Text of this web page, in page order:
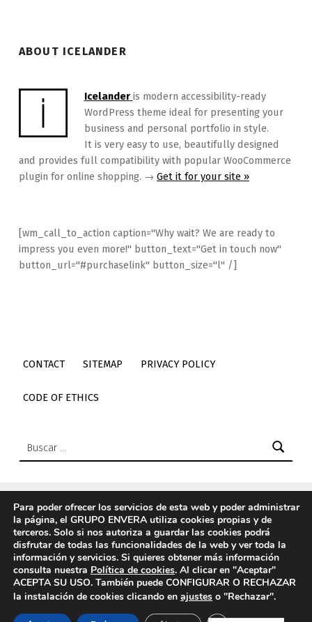
ABOUT ICELANDER
Icelander is modern accessibility-ready
WordPress theme ideal for presenting your
business and personal portfolio in style.
It is very easy to use, beautifully designed
and provides full compatibility with popular WooCommerce
plugin for online shopping. → Get it for your site »
[wm_call_to_action caption="Why wait? We are ready to
impress you even more!" button_text="Get in touch now"
button_url="#purchaselink" button_size="l" /]
CONTACT SITEMAP PRIVACY POLICY
CODE OF ETHICS
© 2026Envera |UsingIcelander WordPresstheme.|Back
to top ↑
Enlace a Twitter de enveraEnlace a Youtube de enveraWebMan Design videos on VimeoEnlace a LinkedIn de enveraEnlace a Instagram de enveraEnlace a TikTok de enveraElemento del menú Back to top ↑
Para poder ofrecer los servicios de esta web y poder administrar
la página, el GRUPO ENVERA utiliza cookies propias y de
terceros. Solo si nos autoriza a guardar las cookies podrá
disfrutar de todas las funcionalidades de la web y ver toda la
información y servicios. Si quieres obtener más información
consulta nuestra Política de cookies. Al clicar en "Aceptar"
ACEPTA SU USO. También puede CONFIGURAR O RECHAZAR
la instalación de cookies clicando en ajustes o "Rechazar".